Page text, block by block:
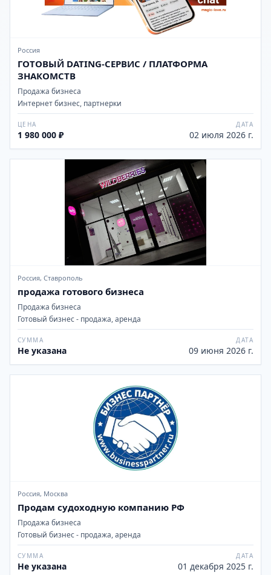
Россия
ГОТОВЫЙ DATING-СЕРВИС / ПЛАТФОРМА
ЗНАКОМСТВ
Продажа бизнеса
Интернет бизнес, партнерки
ЦЕНА
1 980 000 ₽
ДАТА
02 июля 2026 г.
Россия, Ставрополь
продажа готового бизнеса
Продажа бизнеса
Готовый бизнес - продажа, аренда
СУММА
Не указана
ДАТА
09 июня 2026 г.
Россия, Москва
Продам судоходную компанию РФ
Продажа бизнеса
Готовый бизнес - продажа, аренда
СУММА
Не указана
ДАТА
01 декабря 2025 г.